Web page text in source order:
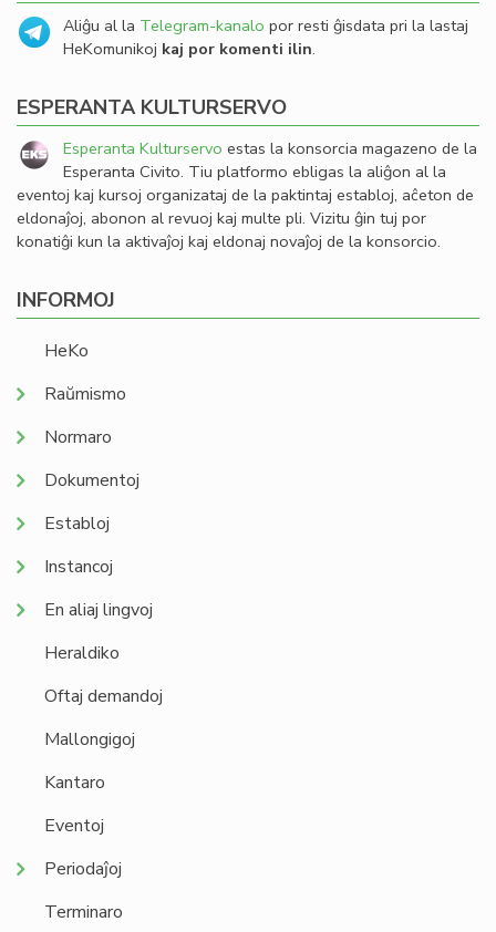
Aliĝu al la Telegram-kanalo por resti ĝisdata pri la lastaj
HeKomunikoj kaj por komenti ilin.
ESPERANTA KULTURSERVO
Esperanta Kulturservo estas la konsorcia magazeno de la
Esperanta Civito. Tiu platformo ebligas la aliĝon al la
eventoj kaj kursoj organizataj de la paktintaj establoj, aĉeton de
eldonaĵoj, abonon al revuoj kaj multe pli. Vizitu ĝin tuj por
konatiĝi kun la aktivaĵoj kaj eldonaj novaĵoj de la konsorcio.
INFORMOJ
HeKo
Raŭmismo
Normaro
Dokumentoj
Establoj
Instancoj
En aliaj lingvoj
Heraldiko
Oftaj demandoj
Mallongigoj
Kantaro
Eventoj
Periodaĵoj
Terminaro